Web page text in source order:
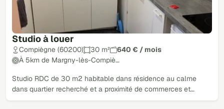
Studio à louer
Compiègne (60200) 30 m²
640 € / mois
À 5km de Margny-lès-Compiè…
Studio RDC de 30 m2 habitable dans résidence au calme
dans quartier recherché et a proximité de commerces et…